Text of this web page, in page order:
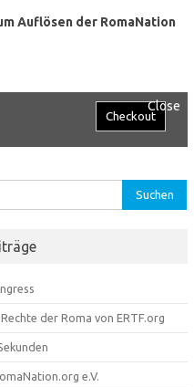
Auflösen der RomaNation
Close
der Roma von ERTF.org
e.V.